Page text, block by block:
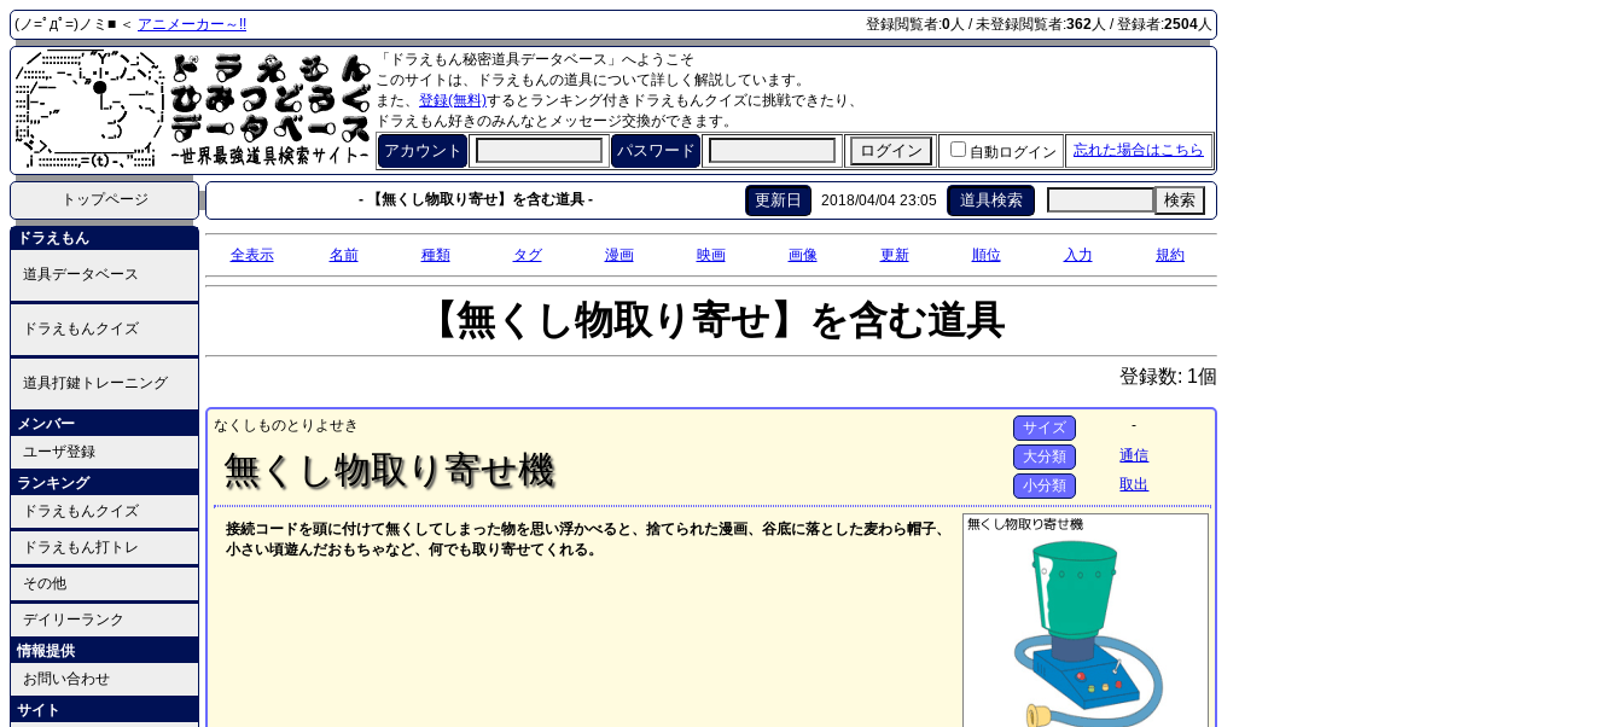
(ノ=ﾟдﾟ=)ノミ■ ＜ アニメーカー～!! 登録閲覧者:0人 / 未登録閲覧者:362人 / 登録者:2504人
「ドラえもん秘密道具データベース」へようこそ
このサイトは、ドラえもんの道具について詳しく解説しています。
また、 登録(無料)するとランキング付きドラえもんクイズに挑戦できたり、
ドラえもん好きのみんなとメッセージ交換ができます。
アカウント パスワード 自動ログイン 忘れた場合はこちら
トップページ - 【無くし物取り寄せ】を含む道具 - 更新日 2018/04/04 23:05 道具検索 検索
ドラえもん
道具データベース
ドラえもんクイズ
道具打鍵トレーニング
メンバー
ユーザ登録
ランキング
ドラえもんクイズ
ドラえもん打トレ
その他
デイリーランク
情報提供
お問い合わせ
サイト
全表示 名前 種類 タグ 漫画 映画 画像 更新 順位 入力 規約
【無くし物取り寄せ】を含む道具
登録数: 1個
なくしものとりよせき
無くし物取り寄せ機
サイズ
-
大分類
通信
小分類
取出
接続コードを頭に付けて無くしてしまった物を思い浮かべると、捨てられた漫画、谷底に落とした麦わら帽子、
小さい頃遊んだおもちゃなど、何でも取り寄せてくれる。